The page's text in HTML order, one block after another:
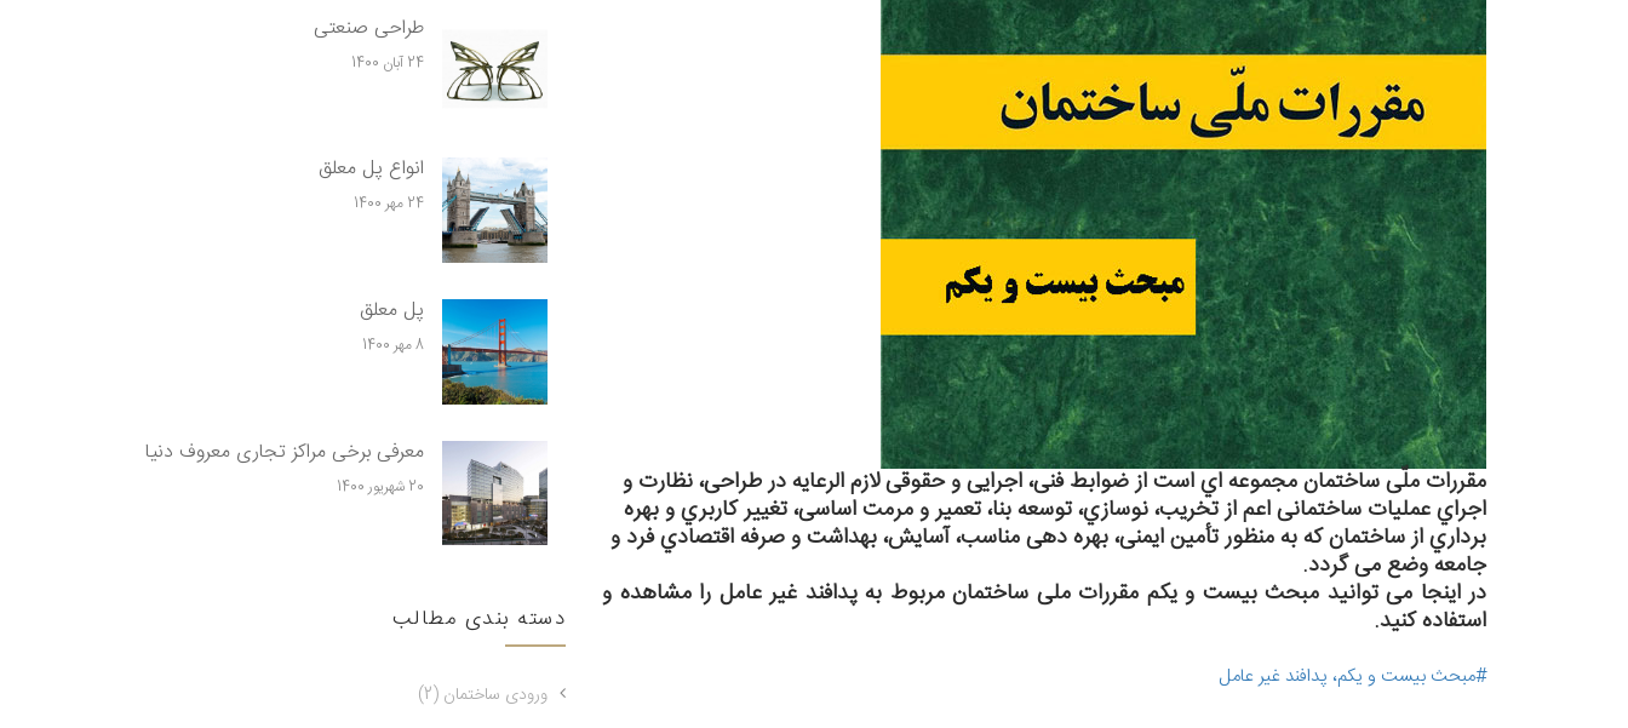
ﻣﻘﺮرات ﻣﻠّﯽ ﺳﺎﺧﺘﻤﺎن ﻣﺠﻤﻮﻋﻪ اي اﺳﺖ از ﺿﻮاﺑﻂ ﻓﻨﯽ، اﺟﺮاﯾﯽ و ﺣﻘﻮﻗﯽ ﻻزم اﻟﺮﻋﺎﯾﻪ در ﻃﺮاﺣﯽ، ﻧﻈﺎرت و
اﺟﺮاي ﻋﻤﻠﯿﺎت ﺳﺎﺧﺘﻤﺎﻧﯽ اﻋﻢ از ﺗﺨﺮﯾﺐ، ﻧﻮﺳﺎزي، ﺗﻮﺳﻌﻪ ﺑﻨﺎ، ﺗﻌﻤﯿﺮ و ﻣﺮﻣﺖ اﺳﺎﺳﯽ، ﺗﻐﯿﯿﺮ ﮐﺎرﺑﺮي و ﺑﻬﺮه
ﺑﺮداري از ﺳﺎﺧﺘﻤﺎن ﮐﻪ ﺑﻪ ﻣﻨﻈﻮر ﺗﺄﻣﯿﻦ اﯾﻤﻨﯽ، ﺑﻬﺮه دﻫﯽ ﻣﻨﺎﺳﺐ، آﺳﺎﯾﺶ، ﺑﻬﺪاﺷﺖ و ﺻﺮﻓﻪ اﻗﺘﺼﺎدي ﻓﺮد و
ﺟﺎﻣﻌﻪ وﺿﻊ ﻣﯽ ﮔﺮدد.
در اینجا می توانید مبحث بیست و یکم مقررات ملی ساختمان مربوط به پدافند غیر عامل را مشاهده و
استفاده کنید.
#مبحث بیست و یکم، پدافند غیر عامل
طراحی صنعتی
24 آبان 1400
انواع پل معلق
24 مهر 1400
پل معلق
8 مهر 1400
معرفی برخی مراکز تجاری معروف دنیا
20 شهریور 1400
دسته بندی مطالب
ورودی ساختمان (2)